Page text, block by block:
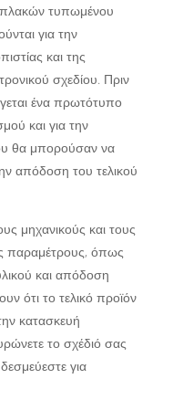
πλακών τυπωμένου
για την
και της
σχεδίου. Πριν
ένα πρωτότυπο
και για την
θα μπορούσαν να
απόδοση του τελικού
μηχανικούς και τους
παραμέτρους, όπως
και απόδοση
ότι το τελικό προϊόν
κατασκευή
το σχέδιό σας
για